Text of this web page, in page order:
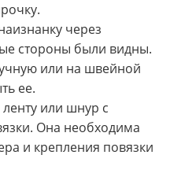
через
стороны были видны.
или на швейной
ее.
или шнур с
Она необходима
и крепления повязки